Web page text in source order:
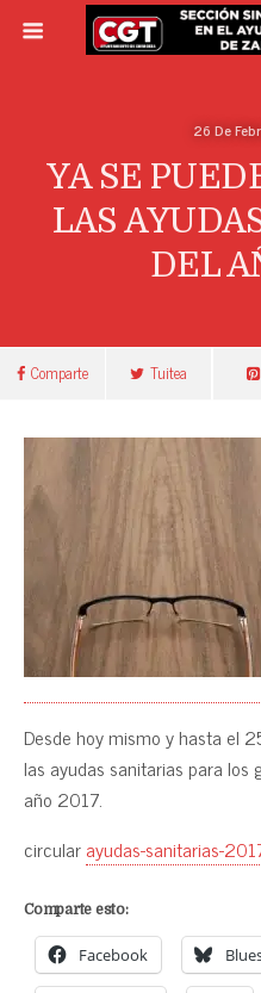
26 De
YA SE
LAS
DEL
Comparte Tuitea
Desde hoy mismo y hasta el
las ayudas sanitarias para los
año 2017.
circularayudas-sanitarias-
Comparte esto:
Facebook